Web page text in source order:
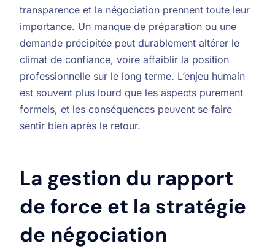
transparence et la négociation prennent toute leur
importance. Un manque de préparation ou une
demande précipitée peut durablement altérer le
climat de confiance, voire affaiblir la position
professionnelle sur le long terme. L’enjeu humain
est souvent plus lourd que les aspects purement
formels, et les conséquences peuvent se faire
sentir bien après le retour.
La gestion du rapport
de force et la stratégie
de négociation